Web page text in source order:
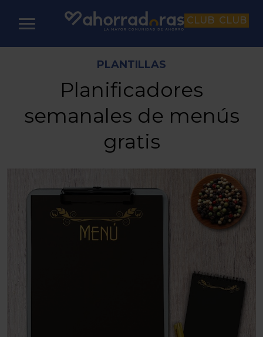
CLUB CLUB
PLANTILLAS
Planificadores
semanales de menús
gratis